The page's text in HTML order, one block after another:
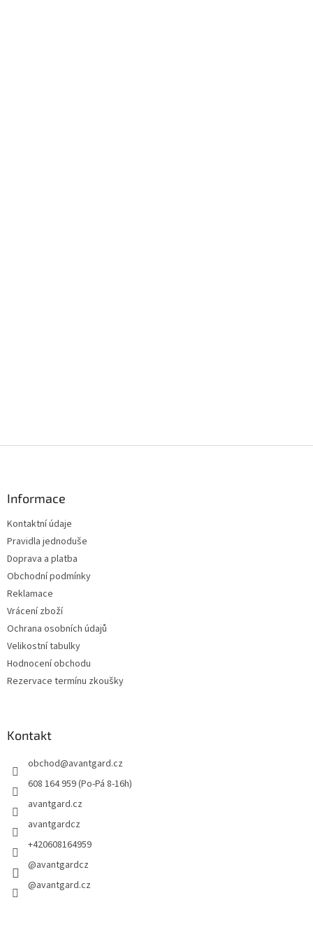
Informace
Kontaktní údaje
Pravidla jednoduše
Doprava a platba
Obchodní podmínky
Reklamace
Vrácení zboží
Ochrana osobních údajů
Velikostní tabulky
Hodnocení obchodu
Rezervace termínu zkoušky
Kontakt
obchod@avantgard.cz
608 164 959 (Po-Pá 8-16h)
avantgard.cz
avantgardcz
+420608164959
@avantgardcz
@avantgard.cz